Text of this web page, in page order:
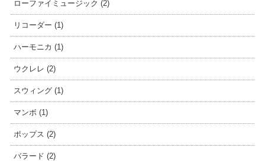
ローファイミュージック (2)
リコーダー (1)
ハーモニカ (1)
ウクレレ (2)
スウィング (1)
マンボ (1)
ポップス (2)
バラード (2)